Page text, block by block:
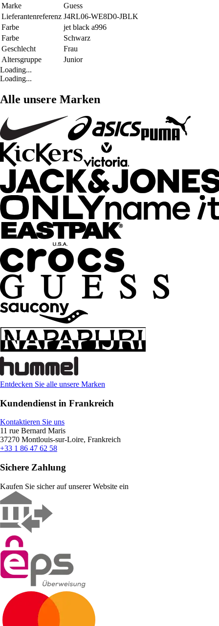
Marke
Guess
Lieferantenreferenz J4RL06-WE8D0-JBLK
Farbe
jet black a996
Farbe
Schwarz
Geschlecht
Frau
Altersgruppe
Junior
Loading...
Loading...
Alle unsere Marken
Entdecken Sie alle unsere Marken
Kundendienst in Frankreich
Kontaktieren Sie uns
11 rue Bernard Maris
37270 Montlouis-sur-Loire, Frankreich
+33 1 86 47 62 58
Sichere Zahlung
Kaufen Sie sicher auf unserer Website ein